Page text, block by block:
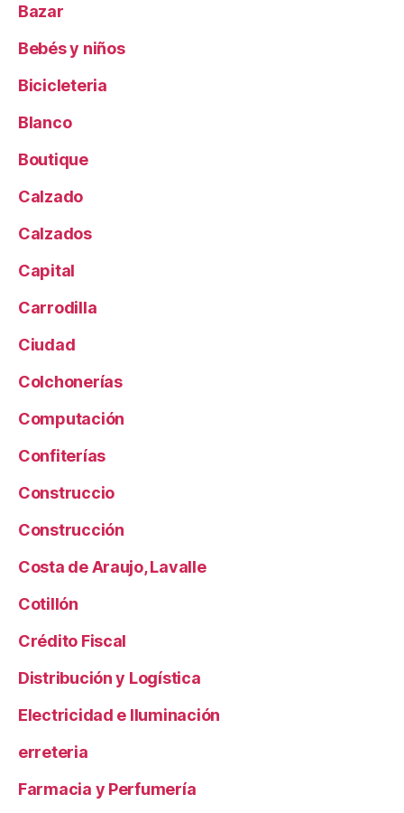
Bazar
Bebés y niños
Bicicleteria
Blanco
Boutique
Calzado
Calzados
Capital
Carrodilla
Ciudad
Colchonerías
Computación
Confiterías
Construccio
Construcción
Costa de Araujo, Lavalle
Cotillón
Crédito Fiscal
Distribución y Logística
Electricidad e Iluminación
erreteria
Farmacia y Perfumería